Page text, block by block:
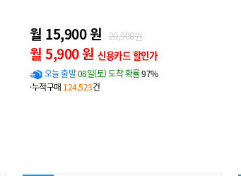
월 15,900 원 20,900원
월 5,900 원 신용카드 할인가
오늘 출발08일(토) 도착 확률97%
·누적구매 124,523건